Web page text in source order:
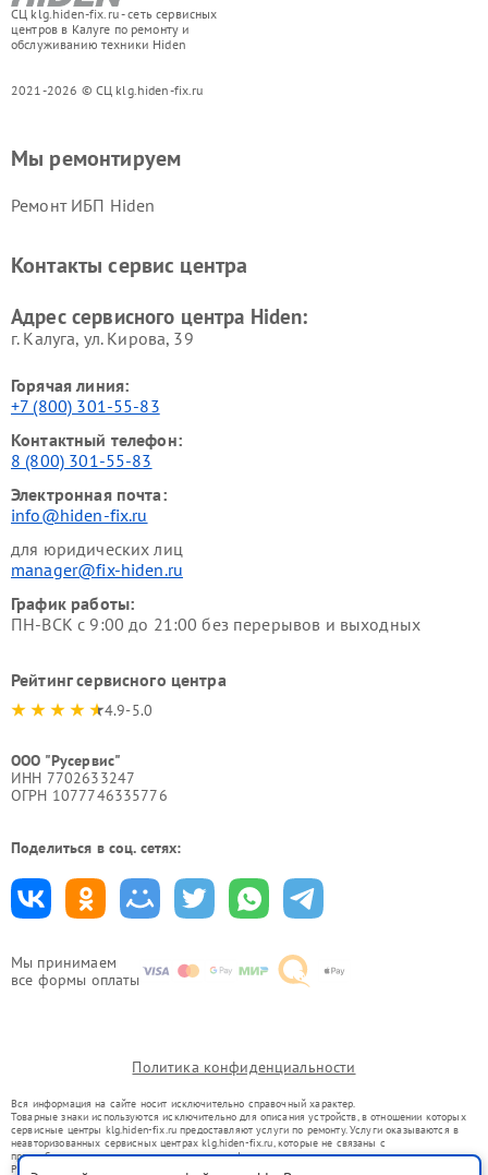
СЦ klg.hiden-fix.ru - сеть сервисных
центров в Калуге по ремонту и
обслуживанию техники Hiden
2021-2026 © СЦ klg.hiden-fix.ru
Мы принимаем
все формы оплаты
Мы ремонтируем
Ремонт ИБП Hiden
Контакты сервис центра
Адрес сервисного центра Hiden:
г. Калуга, ул. Кирова, 39
Горячая линия:
+7 (800) 301-55-83
Контактный телефон:
8 (800) 301-55-83
Электронная почта:
info@hiden-fix.ru
для юридических лиц
manager@fix-hiden.ru
График работы:
ПН-ВСК с 9:00 до 21:00 без перерывов и выходных
Рейтинг сервисного центра
4.9-5.0
ООО "Русервис"
ИНН 7702633247
ОГРН 1077746335776
Поделиться в соц. сетях:
Политика конфиденциальности
Вся информация на сайте носит исключительно справочный характер.
Товарные знаки используются исключительно для описания устройств, в отношении которых
сервисные центры klg.hiden-fix.ru предоставляют услуги по ремонту. Услуги оказываются в
неавторизованных сервисных центрах klg.hiden-fix.ru, которые не связаны с
правообладателями товарных знаков или их официальными представителями.
Ремонт осуществляется для устройств, уже введенных в гражданский оборот в соответствии